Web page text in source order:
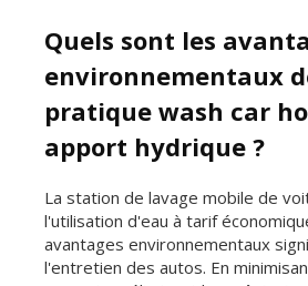
Quels sont les
environnementaux
pratique wash car
apport hydrique ?
La station de lavage mobile de
l'utilisation d'eau à tarif
avantages environnementaux
l'entretien des autos. En